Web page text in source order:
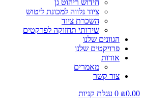
חידוש ריהוט גן
ציוד נלווה למכונת ליטוש
השכרת ציוד
שירותי תחזוקה לפרקטים
הגוונים שלנו
פרויקטים שלנו
אודות
מאמרים
צור קשר
₪0.00
0 עגלת קניות